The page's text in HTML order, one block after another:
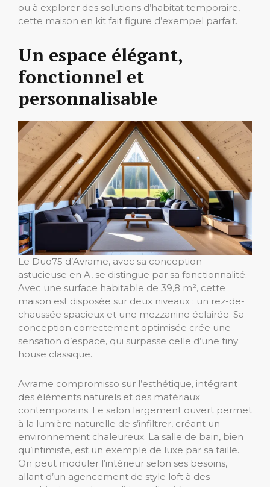
ou à explorer des solutions d’habitat temporaire,
cette maison en kit fait figure d’exempel parfait.
Un espace élégant,
fonctionnel et
personnalisable
Le Duo75 d’Avrame, avec sa conception
astucieuse en A, se distingue par sa fonctionnalité.
Avec une surface habitable de 39,8 m², cette
maison est disposée sur deux niveaux : un rez-de-
chaussée spacieux et une mezzanine éclairée. Sa
conception correctement optimisée crée une
sensation d’espace, qui surpasse celle d’une tiny
house classique.
Avrame compromisso sur l’esthétique, intégrant
des éléments naturels et des matériaux
contemporains. Le salon largement ouvert permet
à la lumière naturelle de s’infiltrer, créant un
environnement chaleureux. La salle de bain, bien
qu’intimiste, est un exemple de luxe par sa taille.
On peut moduler l’intérieur selon ses besoins,
allant d’un agencement de style loft à des